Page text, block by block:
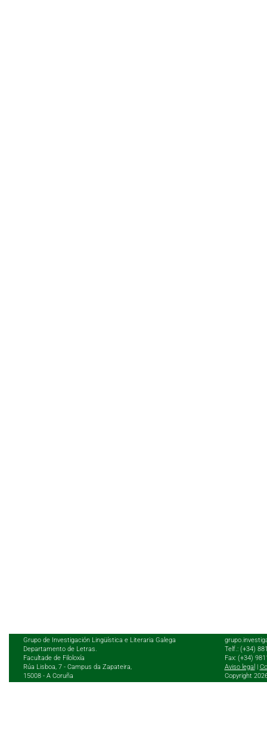
Grupo de Investigación Lingüística e Literaria Galega
Departamento de Letras.
Facultade de Filoloxía
Rúa Lisboa, 7 - Campus da Zapateira,
15008 - A Coruña
Telf.: (+34)
Fax: (+34)
Aviso legal |
Copyright